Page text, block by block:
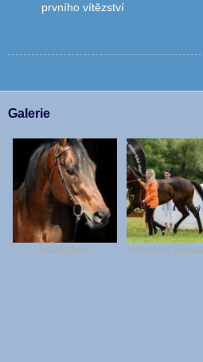
prvního vítězství
Galerie
Starfighter Vítězství